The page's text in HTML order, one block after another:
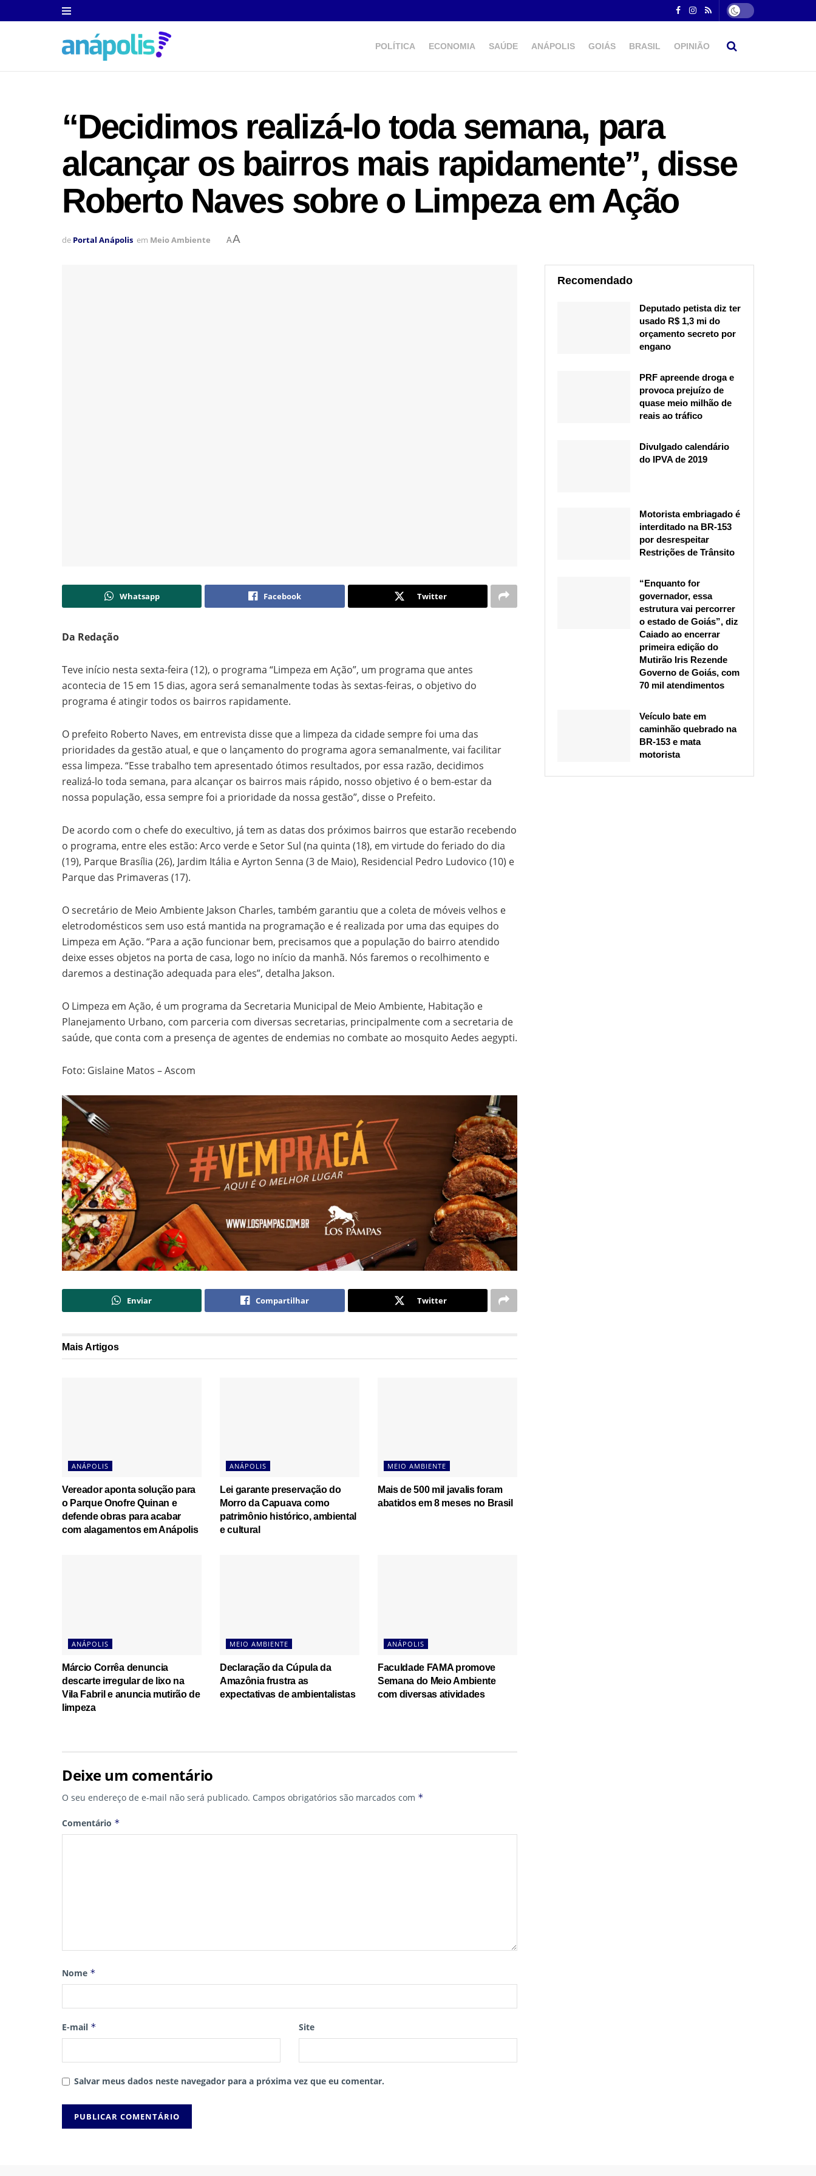
POLÍTICA ECONOMIA SAÚDE ANÁPOLIS GOIÁS BRASIL OPINIÃO
“Decidimos realizá-lo toda semana, para
alcançar os bairros mais rapidamente”, disse
Roberto Naves sobre o Limpeza em Ação
de Portal Anápolis em Meio Ambiente AA
Whatsapp Facebook Twitter
Da Redação
Teve início nesta sexta-feira (12), o programa “Limpeza em Ação”, um programa que antes
acontecia de 15 em 15 dias, agora será semanalmente todas às sextas-feiras, o objetivo do
programa é atingir todos os bairros rapidamente.
O prefeito Roberto Naves, em entrevista disse que a limpeza da cidade sempre foi uma das
prioridades da gestão atual, e que o lançamento do programa agora semanalmente, vai facilitar
essa limpeza. “Esse trabalho tem apresentado ótimos resultados, por essa razão, decidimos
realizá-lo toda semana, para alcançar os bairros mais rápido, nosso objetivo é o bem-estar da
nossa população, essa sempre foi a prioridade da nossa gestão”, disse o Prefeito.
De acordo com o chefe do execultivo, já tem as datas dos próximos bairros que estarão recebendo
o programa, entre eles estão: Arco verde e Setor Sul (na quinta (18), em virtude do feriado do dia
(19), Parque Brasília (26), Jardim Itália e Ayrton Senna (3 de Maio), Residencial Pedro Ludovico (10) e
Parque das Primaveras (17).
O secretário de Meio Ambiente Jakson Charles, também garantiu que a coleta de móveis velhos e
eletrodomésticos sem uso está mantida na programação e é realizada por uma das equipes do
Limpeza em Ação. “Para a ação funcionar bem, precisamos que a população do bairro atendido
deixe esses objetos na porta de casa, logo no início da manhã. Nós faremos o recolhimento e
daremos a destinação adequada para eles”, detalha Jakson.
O Limpeza em Ação, é um programa da Secretaria Municipal de Meio Ambiente, Habitação e
Planejamento Urbano, com parceria com diversas secretarias, principalmente com a secretaria de
saúde, que conta com a presença de agentes de endemias no combate ao mosquito Aedes aegypti.
Foto: Gislaine Matos – Ascom
Enviar Compartilhar Twitter
MaisArtigos
ANÁPOLIS
Vereador aponta solução para
o Parque Onofre Quinan e
defende obras para acabar
com alagamentos em Anápolis
ANÁPOLIS
Lei garante preservação do
Morro da Capuava como
patrimônio histórico, ambiental
e cultural
MEIO AMBIENTE
Mais de 500 mil javalis foram
abatidos em 8 meses no Brasil
ANÁPOLIS
Márcio Corrêa denuncia
descarte irregular de lixo na
Vila Fabril e anuncia mutirão de
limpeza
MEIO AMBIENTE
Declaração da Cúpula da
Amazônia frustra as
expectativas de ambientalistas
ANÁPOLIS
Faculdade FAMA promove
Semana do Meio Ambiente
com diversas atividades
Deixe um comentário
O seu endereço de e-mail não será publicado. Campos obrigatórios são marcados com *
Comentário *
Nome *
E-mail * Site
Salvar meus dados neste navegador para a próxima vez que eu comentar.
Recomendado
Deputado petista diz ter
usado R$ 1,3 mi do
orçamento secreto por
engano
PRF apreende droga e
provoca prejuízo de
quase meio milhão de
reais ao tráfico
Divulgado calendário
do IPVA de 2019
Motorista embriagado é
interditado na BR-153
por desrespeitar
Restrições de Trânsito
“Enquanto for
governador, essa
estrutura vai percorrer
o estado de Goiás”, diz
Caiado ao encerrar
primeira edição do
Mutirão Iris Rezende
Governo de Goiás, com
70 mil atendimentos
Veículo bate em
caminhão quebrado na
BR-153 e mata
motorista